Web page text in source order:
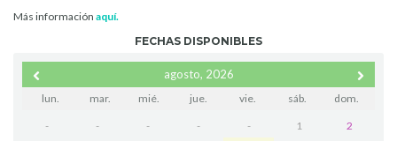
Más información aquí.
FECHAS DISPONIBLES
agosto, 2026
lun. mar. mié. jue. vie. sáb. dom.
- - - - - 1
2